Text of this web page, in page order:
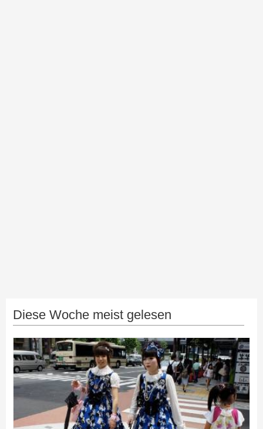
Diese Woche meist gelesen